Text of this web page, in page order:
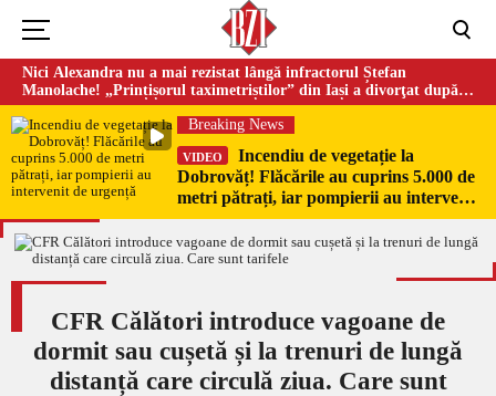
Nici Alexandra nu a mai rezistat lângă infractorul Ștefan
Manolache! „Prințișorul taximetriștilor” din Iași a divorţat după
doi ani de căsnicie
Breaking News
VIDEO
Incendiu de vegetație la
Dobrovăț! Flăcările au cuprins 5.000 de
metri pătrați, iar pompierii au intervenit
de urgență
CFR Călători introduce vagoane de
dormit sau cușetă și la trenuri de lungă
distanță care circulă ziua. Care sunt